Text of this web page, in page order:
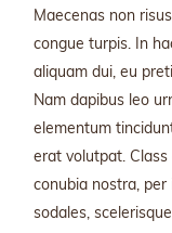
Maecenas non
congue turpis. In
aliquam dui, eu
Nam dapibus leo
elementum
erat volutpat.
conubia nostra, per
sodales,